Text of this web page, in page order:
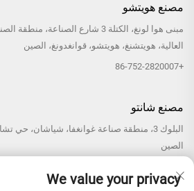
مصنع هويتشو
مبنى هوا لونغ، الكتلة 3 شارع الصناعة،
العالية، هويتشنغ، هويتشو، قوانغدونغ، الصين
+86-752-2820007
مصنع شانتو
البلوك 3، منطقة صناعة غوانغفا، شياشان، حي
الصين
We value your privacy